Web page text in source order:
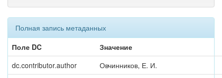
Полная запись метаданных
Поле DC
Значение
dc.contributor.author
Овчинников, Е. И.